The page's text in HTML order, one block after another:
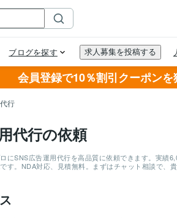
会員登録で10％割引クーポンを
行
代行の依頼
にSNS広告運用代行を高品質に依頼できます。実
す。NDA対応、見積無料。まずはチャット相談で